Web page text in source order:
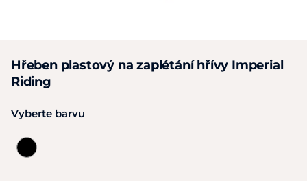
Hřeben plastový na zaplétání hřívy Imperial
Riding
Vyberte barvu